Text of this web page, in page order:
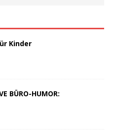
Kinder
BÜRO-HUMOR: